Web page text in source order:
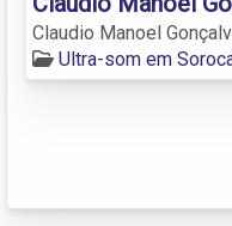
Claudio Manoel
Ultra-som em